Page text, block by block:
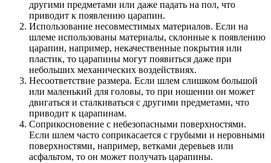
другими предметами или даже падать на пол, что
приводит к появлению царапин.
Использование несовместимых материалов. Если на
шлеме использованы материалы, склонные к появлению
царапин, например, некачественные покрытия или
пластик, то царапины могут появиться даже при
небольших механических воздействиях.
Несоответствие размера. Если шлем слишком большой
или маленький для головы, то при ношении он может
двигаться и сталкиваться с другими предметами, что
приводит к царапинам.
Соприкосновение с небезопасными поверхностями.
Если шлем часто соприкасается с грубыми и неровными
поверхностями, например, ветками деревьев или
асфальтом, то он может получать царапины.